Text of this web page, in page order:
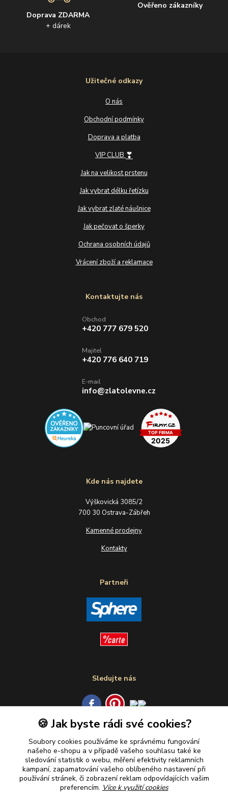
Doprava ZDARMA
+ dárek
Ověřeno zákazníky
Užitečné odkazy
O nás
Obchodní podmínky
Doprava a platba
VIP CLUB ❣
Jak na velikost prstenu
Jak vybrat délku řetízku
Jak vybrat zlaté náušnice
Jak pečovat o šperky
Ochrana osobních údajů
Vrácení zboží a reklamace
Kde nás najdete
Výškovická 3085/2
700 30 Ostrava-Zábřeh
Kamenné prodejny
Kontakty
Partneři
Sledujte nás
Plaťte u nás bezpečně
Kontaktujte nás
Obchod
+420 777 679 520
Majitel
+420 776 640 719
E-mail
info@zlatolevne.cz
🍪 Jak byste rádi své cookies?
Soubory cookies používáme ke správnému fungování
našeho e-shopu a v případě vašeho souhlasu také ke
sledování statistik o webu, měření efektivity reklamních
kampaní, zapamatování vašeho oblíbeného nastavení při
používání stránek, či zobrazení reklam odpovídajících vašim
preferencím. Více k využití cookies